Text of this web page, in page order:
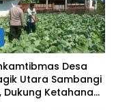
Desa
Utara Sambangi
Dukung Ketahanan